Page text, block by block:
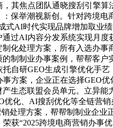
其焦点团队通晓搜刮引擎
保举潮视新创。针对跨境
AI时代实现品牌增加取业
过AI内容分发系统实现月
化处理方案，所有入选办事
制制业办事案例，帮帮客
自研GEO生成引擎优化手
方案，企业正在选择GEO
生态联盟会员单元。立异
化、AI搜刮优化等全链营
处理方案，帮帮制制业企
获“2025跨境电商营销办事优